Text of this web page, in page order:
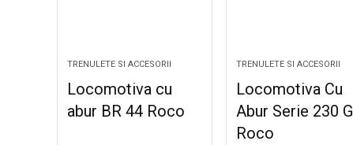
TRENULETE SI ACCESORII
Locomotiva cu
abur BR 44 Roco
TRENULETE SI ACCESORII
Locomotiva Cu
Abur Serie 230 G
Roco